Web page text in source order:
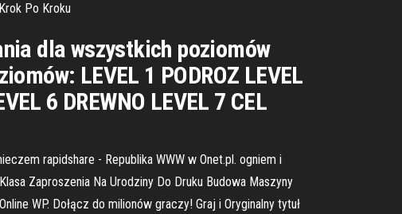
Po Kroku
dla wszystkich poziomów
LEVEL 1 PODROZ LEVEL
6 DREWNO LEVEL 7 CEL
rapidshare - Republika WWW w Onet.pl. ogniem i
Zaproszenia Na Urodziny Do Druku Budowa Maszyny
WP. Dołącz do milionów graczy! Graj i Oryginalny tytuł